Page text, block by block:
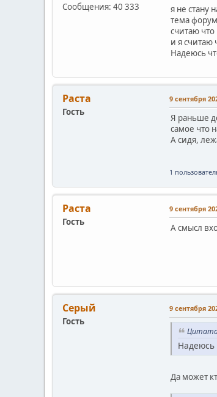
Сообщения: 40 333
я не стану
тема
считаю что
и я считаю
Надеюсь
Раста
Гость
9 сентября
Я раньше
самое что
А сидя,
1
Раста
Гость
9 сентября
А смысл
Серый
Гость
9 сентября
Надеюсь
Да может